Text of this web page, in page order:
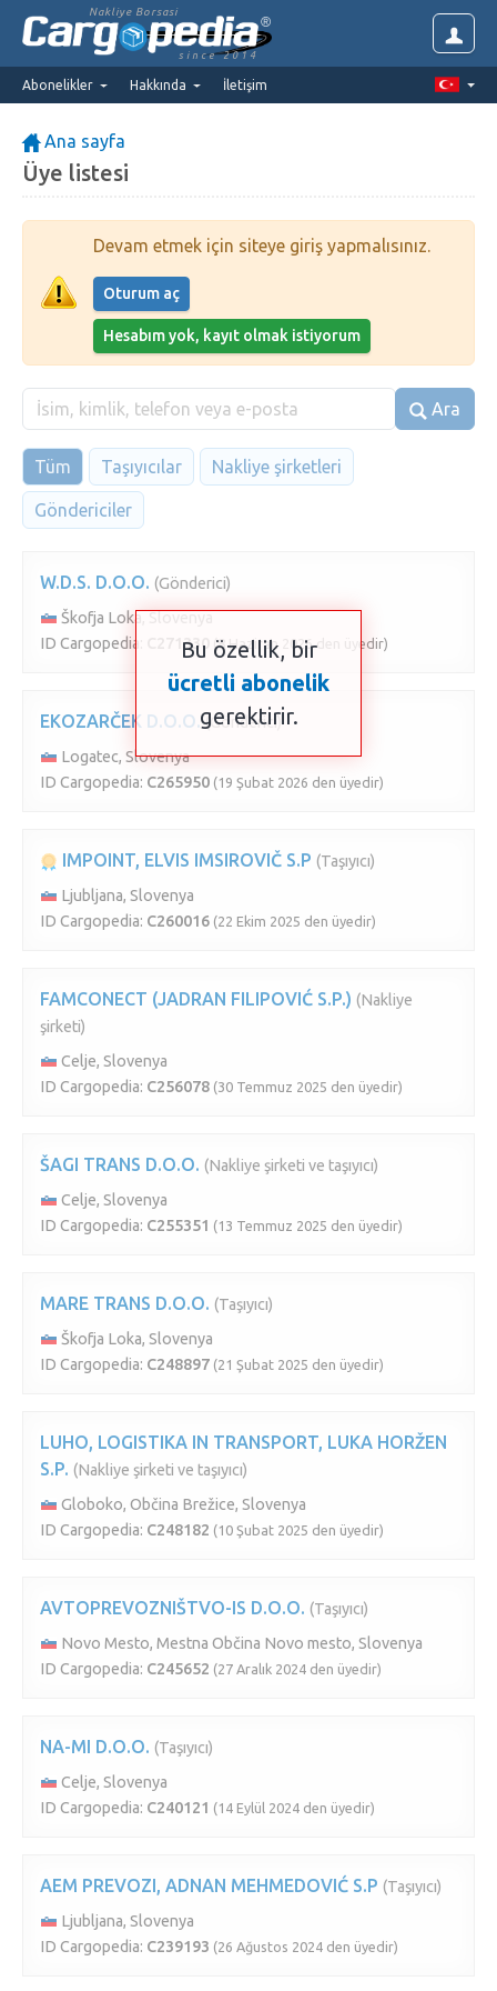
Nakliye Borsasi
since 2014
Abonelikler Hakkında İletişim
Ana sayfa
Üye listesi
Devam etmek için siteye giriş yapmalısınız.
Oturum aç
Hesabım yok, kayıt olmak istiyorum
Ara
Tüm Taşıyıcılar Nakliye şirketleri
Göndericiler
W.D.S. D.O.O. (Gönderici)
Škofja Loka, Slovenya
ID Cargopedia:
C271330 (8 Haziran 2026 den üyedir)
EKOZARČEK D.O.O. (Gönderici)
Logatec, Slovenya
ID Cargopedia: C265950 (19 Şubat 2026 den üyedir)
IMPOINT, ELVIS IMSIROVIČ S.P (Taşıyıcı)
Ljubljana, Slovenya
ID Cargopedia: C260016 (22 Ekim 2025 den üyedir)
FAMCONECT (JADRAN FILIPOVIĆ S.P.) (Nakliye
şirketi)
Celje, Slovenya
ID Cargopedia: C256078 (30 Temmuz 2025 den üyedir)
ŠAGI TRANS D.O.O. (Nakliye şirketi ve taşıyıcı)
Celje, Slovenya
ID Cargopedia: C255351 (13 Temmuz 2025 den üyedir)
MARE TRANS D.O.O. (Taşıyıcı)
Škofja Loka, Slovenya
ID Cargopedia: C248897 (21 Şubat 2025 den üyedir)
LUHO, LOGISTIKA IN TRANSPORT, LUKA HORŽEN
S.P. (Nakliye şirketi ve taşıyıcı)
Globoko, Občina Brežice, Slovenya
ID Cargopedia: C248182 (10 Şubat 2025 den üyedir)
AVTOPREVOZNIŠTVO-IS D.O.O. (Taşıyıcı)
Novo Mesto, Mestna Občina Novo mesto, Slovenya
ID Cargopedia: C245652 (27 Aralık 2024 den üyedir)
NA-MI D.O.O. (Taşıyıcı)
Celje, Slovenya
ID Cargopedia: C240121 (14 Eylül 2024 den üyedir)
AEM PREVOZI, ADNAN MEHMEDOVIĆ S.P (Taşıyıcı)
Ljubljana, Slovenya
ID Cargopedia: C239193 (26 Ağustos 2024 den üyedir)
Bu özellik, bir
ücretli abonelik
gerektirir.